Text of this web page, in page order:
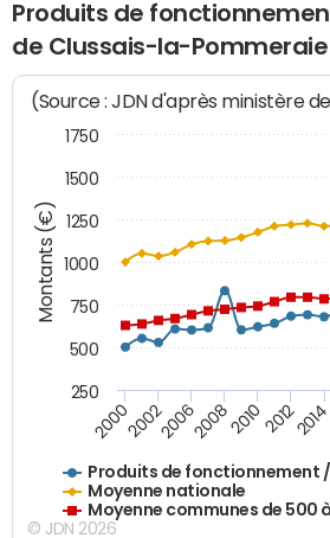
Produits de
de Clussais-la-Pommeraie
Montants (€)
(Source : JDN d'après ministère
Produits de fonctionnement
Moyenne nationale
Moyenne communes de 500
2000200220062008201020122014
250
500
750
1000
1250
1500
1750
© JDN 2026